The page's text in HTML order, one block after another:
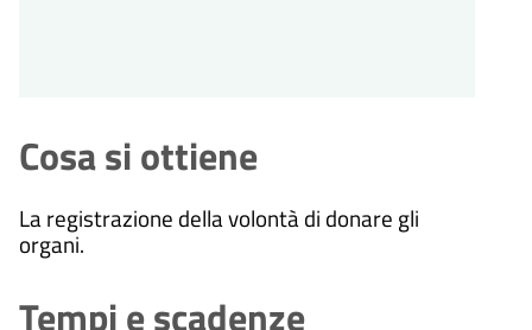
Cosa si ottiene
La registrazione della volontà di donare gli
organi.
Tempi e scadenze